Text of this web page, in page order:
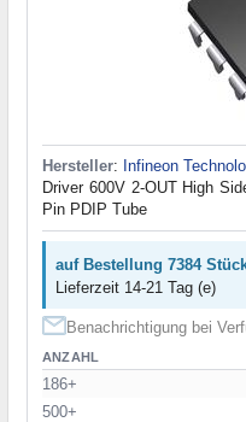
Hersteller: Infineon
Driver 600V 2-OUT High
Pin PDIP Tube
auf Bestellung 7384
Lieferzeit 14-21 Tag (e)
Benachrichtigung bei
ANZAHL
186+
500+